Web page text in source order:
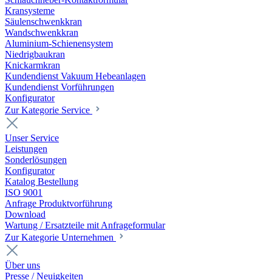
Kransysteme
Säulenschwenkkran
Wandschwenkkran
Aluminium-Schienensystem
Niedrigbaukran
Knickarmkran
Kundendienst Vakuum Hebeanlagen
Kundendienst Vorführungen
Konfigurator
Zur Kategorie Service
Unser Service
Leistungen
Sonderlösungen
Konfigurator
Katalog Bestellung
ISO 9001
Anfrage Produktvorführung
Download
Wartung / Ersatzteile mit Anfrageformular
Zur Kategorie Unternehmen
Über uns
Presse / Neuigkeiten